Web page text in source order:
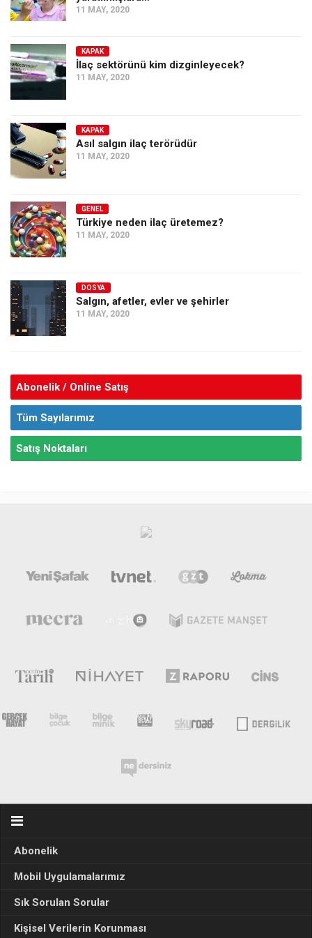
11 MAY, 2020
KAPAK
İlaç sektörünü kim dizginleyecek?
11 MAY, 2020
KAPAK
Asıl salgın ilaç terörüdür
11 MAY, 2020
GENEL
Türkiye neden ilaç üretemez?
11 MAY, 2020
DOSYA
Salgın, afetler, evler ve şehirler
11 MAY, 2020
Abonelik / Online Satış
Tüm Sayılarımız
Satış Noktaları
Abonelik
Mobil Uygulamalarımız
Sık Sorulan Sorular
Kişisel Verilerin Korunması